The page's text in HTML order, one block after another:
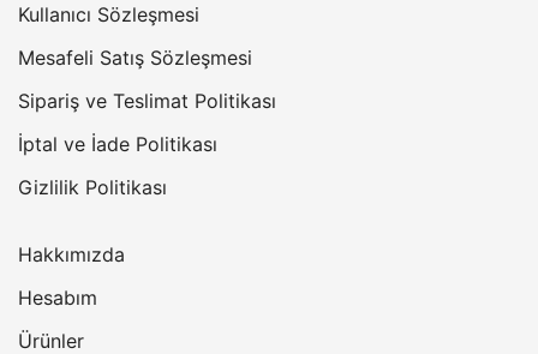
Kullanıcı Sözleşmesi
Mesafeli Satış Sözleşmesi
Sipariş ve Teslimat Politikası
İptal ve İade Politikası
Gizlilik Politikası
Hakkımızda
Hesabım
Ürünler